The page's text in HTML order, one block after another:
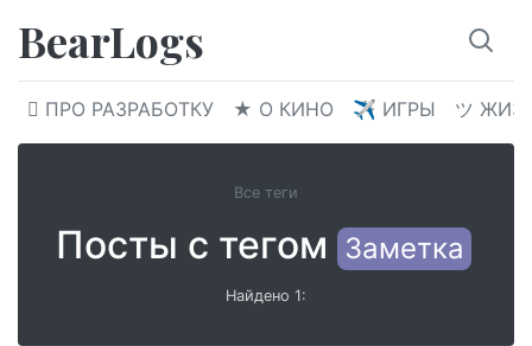
BearLogs
 ПРО РАЗРАБОТКУ ★ О КИНО ✈︎ ИГРЫ ツ
Все теги
Посты с тегом Заметка
Найдено 1: